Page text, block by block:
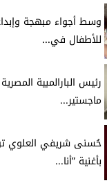
وسط أجواء مبهجة
للأطفال في...
رئيس البارالمبية
ماجستير...
حُسنى شريفي العلوي
بأغنية ”أنا...